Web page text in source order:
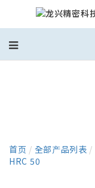
首页 / 全部产品列表 /
HRC 50